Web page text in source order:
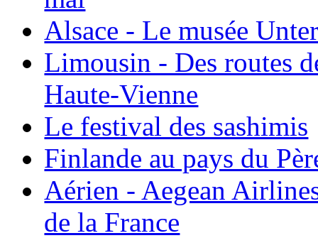
Alsace - Le musée
Limousin - Des routes
Haute-Vienne
Le festival des sashimis
Finlande au pays du
Aérien - Aegean
de la France